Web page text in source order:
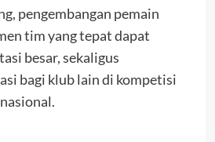
pengembangan pemain
tim yang tepat dapat
besar, sekaligus
bagi klub lain di kompetisi